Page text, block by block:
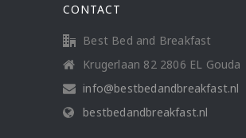
CONTACT
Best Bed and Breakfast
Krugerlaan 82 2806 EL Gouda
info@bestbedandbreakfast.nl
bestbedandbreakfast.nl